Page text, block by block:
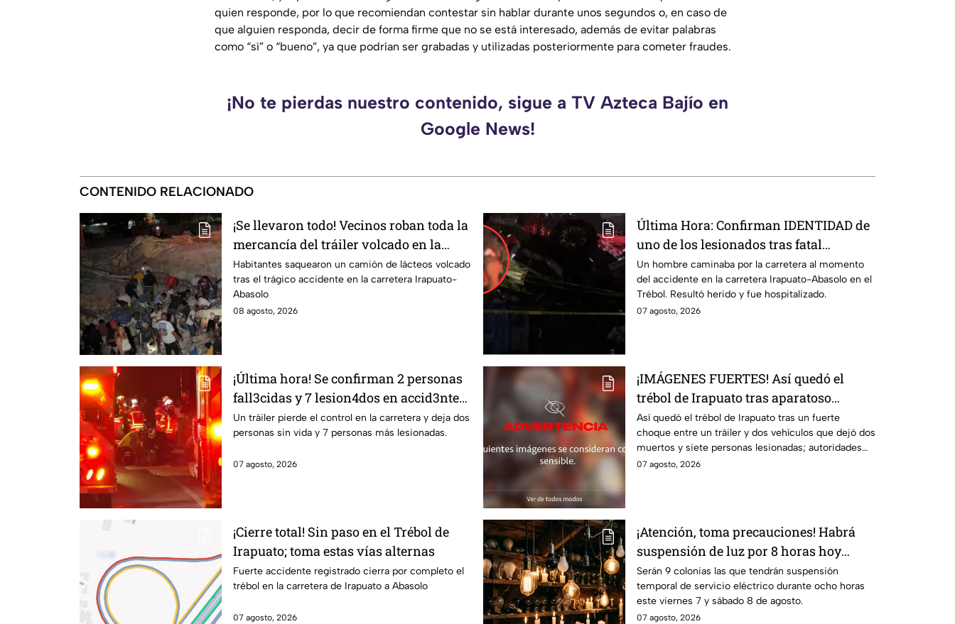
quien responde, por lo que recomiendan contestar sin hablar durante unos segundos o, en caso de
que alguien responda, decir de forma firme que no se está interesado, además de evitar palabras
como “sí” o “bueno”, ya que podrían ser grabadas y utilizadas posteriormente para cometer fraudes.
¡No te pierdas nuestro contenido, sigue a TV Azteca Bajío en
Google News!
CONTENIDO RELACIONADO
¡Se llevaron todo! Vecinos roban toda la
mercancía del tráiler volcado en la
carretera de Irapuato
Habitantes saquearon un camión de lácteos volcado
tras el trágico accidente en la carretera Irapuato-
Abasolo
08 agosto, 2026
Última Hora: Confirman IDENTIDAD de
uno de los lesionados tras fatal
accid3nte en Irapuato
Un hombre caminaba por la carretera al momento
del accidente en la carretera Irapuato-Abasolo en el
Trébol. Resultó herido y fue hospitalizado.
07 agosto, 2026
¡Última hora! Se confirman 2 personas
fall3cidas y 7 lesion4dos en accid3nte
carretero en Irapuato; esto se sabe
Un tráiler pierde el control en la carretera y deja dos
personas sin vida y 7 personas más lesionadas.
07 agosto, 2026
¡IMÁGENES FUERTES! Así quedó el
trébol de Irapuato tras aparatoso
choque; hay mu3rtos y lesionados
Así quedó el trébol de Irapuato tras un fuerte
choque entre un tráiler y dos vehículos que dejó dos
muertos y siete personas lesionadas; autoridades
siguen en la zona
07 agosto, 2026
¡Cierre total! Sin paso en el Trébol de
Irapuato; toma estas vías alternas
Fuerte accidente registrado cierra por completo el
trébol en la carretera de Irapuato a Abasolo
07 agosto, 2026
¡Atención, toma precauciones! Habrá
suspensión de luz por 8 horas hoy
viernes 7 y mañana sábado 8 de agosto
en 9 sitios
Serán 9 colonias las que tendrán suspensión
temporal de servicio eléctrico durante ocho horas
este viernes 7 y sábado 8 de agosto.
07 agosto, 2026